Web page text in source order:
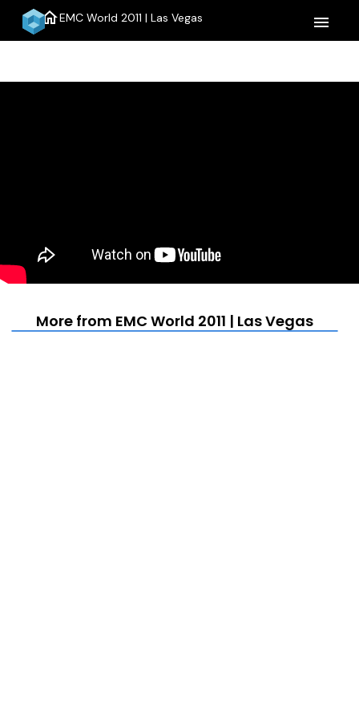
homeEMC World 2011 | Las Vegas menu
More from EMC World 2011 | Las Vegas